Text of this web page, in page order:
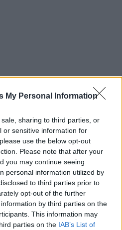
My Personal Information
sharing to third parties, or
or sensitive information for
use the below opt-out
Please note that after your
you may continue seeing
personal information utilized by
to third parties prior to
opt-out of the further
by third parties on the
This information may
parties on the IAB’s List of